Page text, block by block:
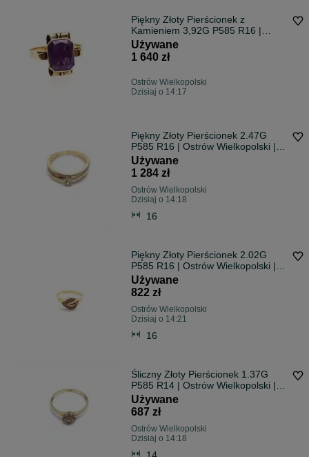
Piękny Złoty Pierścionek z
Kamieniem 3,92G P585 R16 |
Ostrów Wielkopolski | Przymierz Na
Miejscu
Używane
1 640 zł
Ostrów Wielkopolski
Dzisiaj o 14:17
Piękny Złoty Pierścionek 2.47G
P585 R16 | Ostrów Wielkopolski |
Przymierz Na Miejscu
Używane
1 284 zł
Ostrów Wielkopolski
Dzisiaj o 14:18
16
Piękny Złoty Pierścionek 2.02G
P585 R16 | Ostrów Wielkopolski |
Przymierz Na Miejscu
Używane
822 zł
Ostrów Wielkopolski
Dzisiaj o 14:21
16
Śliczny Złoty Pierścionek 1.37G
P585 R14 | Ostrów Wielkopolski |
Przymierz Na Miejscu
Używane
687 zł
Ostrów Wielkopolski
Dzisiaj o 14:18